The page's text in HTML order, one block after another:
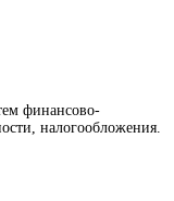
финансово-
налогообложения.